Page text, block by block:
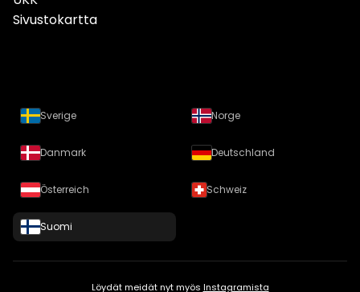
Sivustokartta
Sverige Norge
Danmark Deutschland
Österreich Schweiz
Suomi
Löydät meidät nyt myös Instagramista